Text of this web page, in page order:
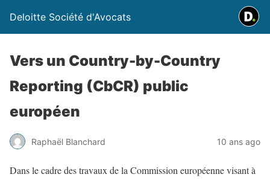
Deloitte Société d'Avocats
Vers un Country-by-Country
Reporting (CbCR) public
européen
Raphaël Blanchard 10 ans ago
Dans le cadre des travaux de la Commission européenne visant à